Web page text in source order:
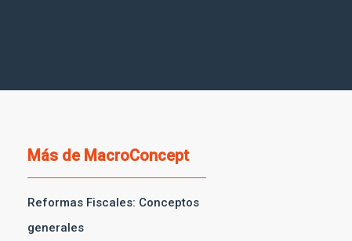
Más de MacroConcept
Reformas Fiscales: Conceptos
generales